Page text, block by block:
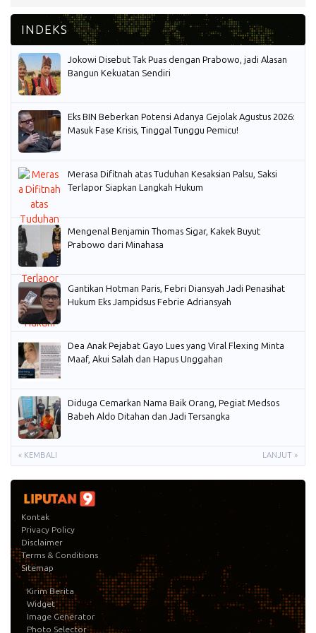
Jokowi Disebut Tak Puas dengan Prabowo, jadi Alasan
Bangun Kekuatan Sendiri
Eks BIN Beberkan Potensi Adanya Gejolak Agustus 2026:
Masuk Fase Krisis, Tinggal Tunggu Pemicu!
Merasa Difitnah atas Tuduhan Kesaksian Palsu, Saksi
Terlapor Siapkan Langkah Hukum
Mengenal Benjamin Thomas Sigar, Kakek Buyut
Prabowo dari Minahasa
Gantikan Hotman Paris, Febri Diansyah Jadi Penasihat
Hukum Eks Jampidsus Febrie Adriansyah
Dea Anak Pejabat Gayo Lues yang Viral Flexing Minta
Maaf, Akui Salah dan Hapus Unggahan
Diduga Cemarkan Nama Baik Orang, Pegiat Medsos
Babeh Aldo Ditahan dan Jadi Tersangka
« KEMBALI LANJUT »
Kontak
Privacy Policy
Disclaimer
Terms & Conditions
Sitemap
Kirim Berita
Widget
Image Generator
Photo Selector